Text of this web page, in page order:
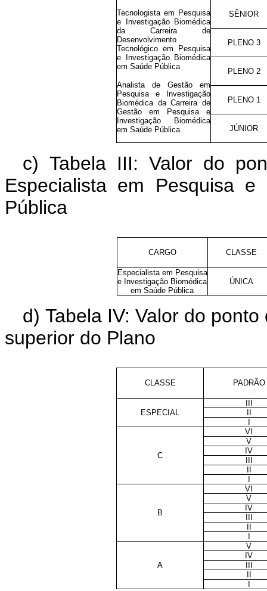
Tecnologista em Pesquisa
e Investigação Biomédica
da Carreira de
Desenvolvimento
Tecnológico em Pesquisa
e Investigação Biomédica
em Saúde Pública
Analista de Gestão em
Pesquisa e Investigação
Biomédica da Carreira de
Gestão em Pesquisa e
Investigação Biomédica
em Saúde Pública
SÊNIOR
PLENO 3
PLENO 2
PLENO 1
JÚNIOR
c) Tabela III: Valor do
Especialista em Pesquisa
Pública
CARGO CLASSE
Especialista em Pesquisa
e Investigação Biomédica
em Saúde Pública
ÚNICA
d) Tabela IV: Valor do
superior do Plano
CLASSE PADRÃO
ESPECIAL
C
VI
V
IV
B
VI
V
IV
A
V
IV